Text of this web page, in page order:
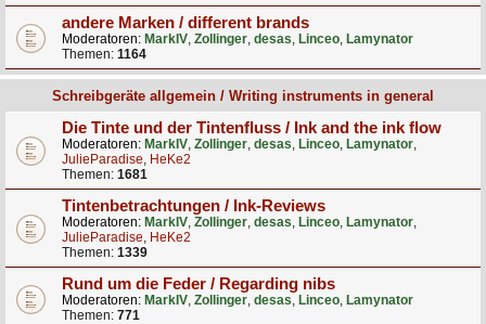
andere Marken / different brands
Moderatoren: MarkIV, Zollinger, desas, Linceo, Lamynator
Themen: 1164
Schreibgeräte allgemein / Writing instruments in general
Die Tinte und der Tintenfluss / Ink and the ink flow
Moderatoren: MarkIV, Zollinger, desas, Linceo, Lamynator,
JulieParadise, HeKe2
Themen: 1681
Tintenbetrachtungen / Ink-Reviews
Moderatoren: MarkIV, Zollinger, desas, Linceo, Lamynator,
JulieParadise, HeKe2
Themen: 1339
Rund um die Feder / Regarding nibs
Moderatoren: MarkIV, Zollinger, desas, Linceo, Lamynator
Themen: 771